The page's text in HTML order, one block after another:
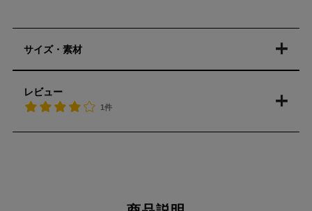
サイズ・素材
レビュー
1件